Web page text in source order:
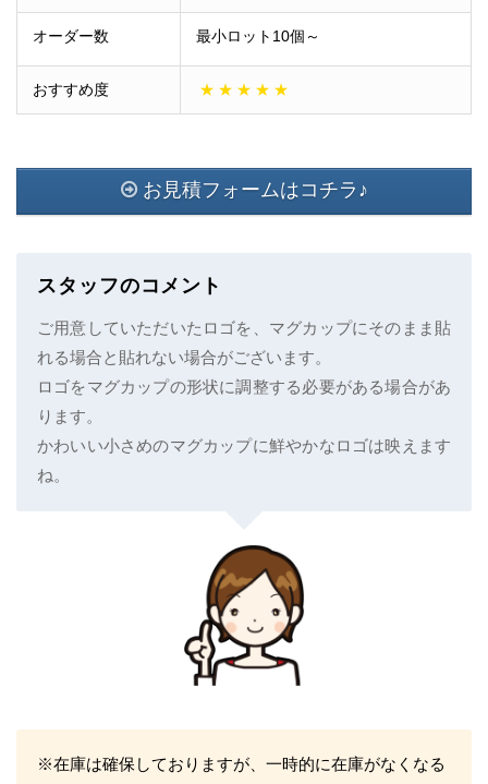
オーダー数 最小ロット10個～
おすすめ度 ★ ★ ★ ★ ★
お見積フォームはコチラ♪
スタッフのコメント
ご用意していただいたロゴを、マグカップにそのまま貼
れる場合と貼れない場合がございます。
ロゴをマグカップの形状に調整する必要がある場合があ
ります。
かわいい小さめのマグカップに鮮やかなロゴは映えます
ね。
※在庫は確保しておりますが、一時的に在庫がなくなる